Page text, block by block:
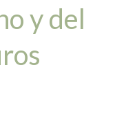
y del